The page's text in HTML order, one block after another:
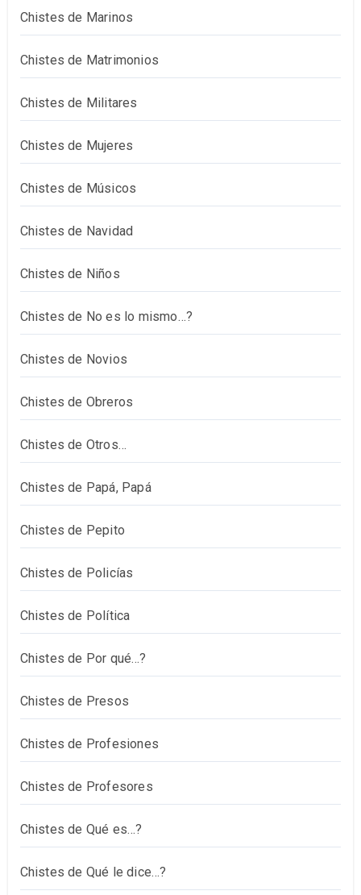
Chistes de Marinos
Chistes de Matrimonios
Chistes de Militares
Chistes de Mujeres
Chistes de Músicos
Chistes de Navidad
Chistes de Niños
Chistes de No es lo mismo…?
Chistes de Novios
Chistes de Obreros
Chistes de Otros…
Chistes de Papá, Papá
Chistes de Pepito
Chistes de Policías
Chistes de Política
Chistes de Por qué…?
Chistes de Presos
Chistes de Profesiones
Chistes de Profesores
Chistes de Qué es…?
Chistes de Qué le dice…?